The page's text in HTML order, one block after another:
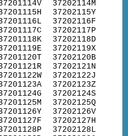
37202114M
37202115Y
37202116F
37202117P
37202118D
37202119X
37202120B
37202121N
37202122J
37202123Z
37202124S
37202125Q
37202126V
37202127H
37202128L